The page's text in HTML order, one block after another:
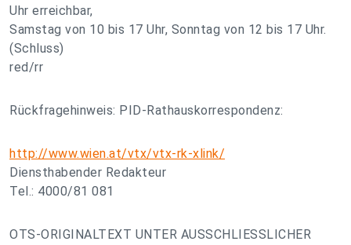
Uhr erreichbar,
Samstag von 10 bis 17 Uhr, Sonntag von 12 bis 17 Uhr.
(Schluss)
red/rr
Rückfragehinweis: PID-Rathauskorrespondenz:
http://www.wien.at/vtx/vtx-rk-xlink/
Diensthabender Redakteur
Tel.: 4000/81 081
OTS-ORIGINALTEXT UNTER AUSSCHLIESSLICHER